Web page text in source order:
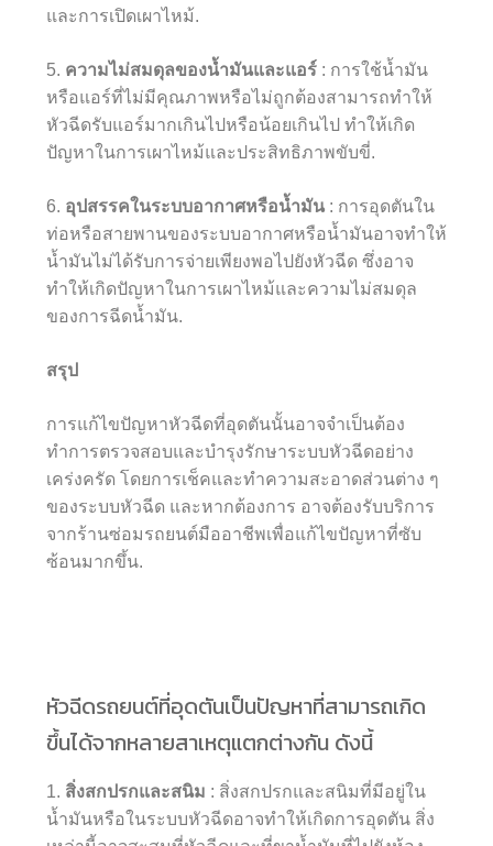
และการเปิดเผาไหม้.
5. ความไม่สมดุลของน้ำมันและแอร์ : การใช้น้ำมัน
หรือแอร์ที่ไม่มีคุณภาพหรือไม่ถูกต้องสามารถทำให้
หัวฉีดรับแอร์มากเกินไปหรือน้อยเกินไป ทำให้เกิด
ปัญหาในการเผาไหม้และประสิทธิภาพขับขี่.
6. อุปสรรคในระบบอากาศหรือน้ำมัน : การอุดตันใน
ท่อหรือสายพานของระบบอากาศหรือน้ำมันอาจทำให้
น้ำมันไม่ได้รับการจ่ายเพียงพอไปยังหัวฉีด ซึ่งอาจ
ทำให้เกิดปัญหาในการเผาไหม้และความไม่สมดุล
ของการฉีดน้ำมัน.
สรุป
การแก้ไขปัญหาหัวฉีดที่อุดตันนั้นอาจจำเป็นต้อง
ทำการตรวจสอบและบำรุงรักษาระบบหัวฉีดอย่าง
เคร่งครัด โดยการเช็คและทำความสะอาดส่วนต่าง ๆ
ของระบบหัวฉีด และหากต้องการ อาจต้องรับบริการ
จากร้านซ่อมรถยนต์มืออาชีพเพื่อแก้ไขปัญหาที่ซับ
ซ้อนมากขึ้น.
หัวฉีดรถยนต์ที่อุดตันเป็นปัญหาที่สามารถเกิด
ขึ้นได้จากหลายสาเหตุแตกต่างกัน ดังนี้
1. สิ่งสกปรกและสนิม : สิ่งสกปรกและสนิมที่มีอยู่ใน
น้ำมันหรือในระบบหัวฉีดอาจทำให้เกิดการอุดตัน สิ่ง